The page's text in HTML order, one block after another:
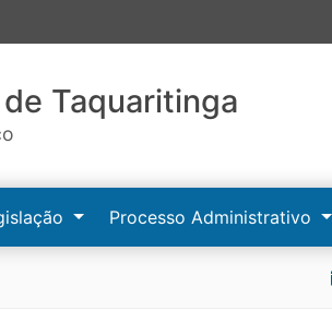
Taquaritinga
Processo Administrativo